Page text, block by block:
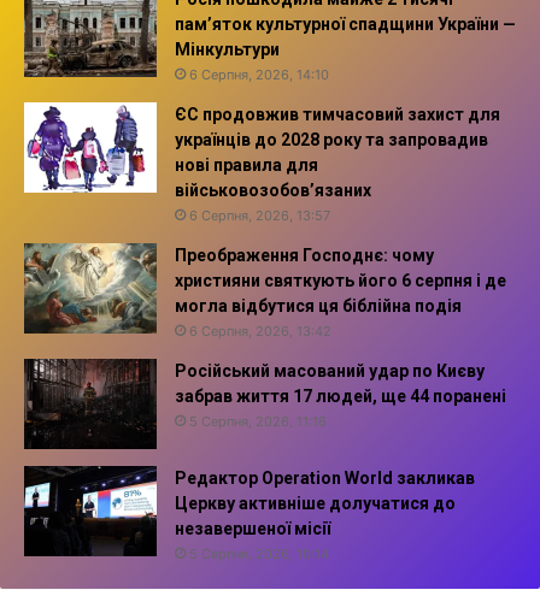
пам’яток культурної спадщини України —
Мінкультури
6 Серпня, 2026, 14:10
ЄС продовжив тимчасовий захист для
українців до 2028 року та запровадив
нові правила для
військовозобов’язаних
6 Серпня, 2026, 13:57
Преображення Господнє: чому
християни святкують його 6 серпня і де
могла відбутися ця біблійна подія
6 Серпня, 2026, 13:42
Російський масований удар по Києву
забрав життя 17 людей, ще 44 поранені
5 Серпня, 2026, 11:16
Редактор Operation World закликав
Церкву активніше долучатися до
незавершеної місії
5 Серпня, 2026, 10:14